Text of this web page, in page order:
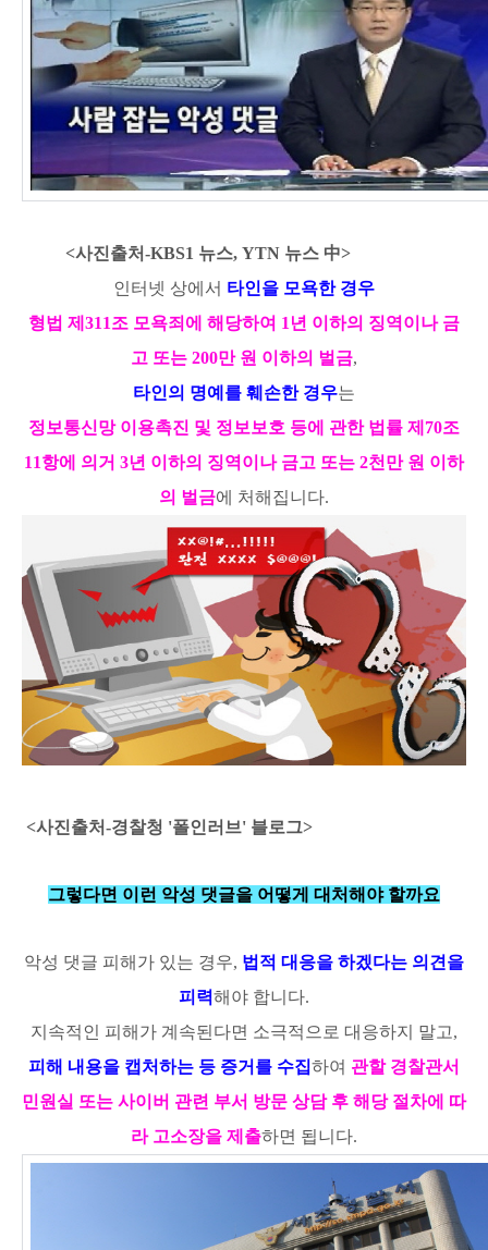
<사진출처-KBS1 뉴스, YTN 뉴스 中>
인터넷 상에서 타인을 모욕한 경우
형법 제311조 모욕죄에 해당하여 1년 이하의 징역이나 금
고 또는 200만 원 이하의 벌금,
타인의 명예를 훼손한 경우는
정보통신망 이용촉진 및 정보보호 등에 관한 법률 제70조
11항에 의거 3년 이하의 징역이나 금고 또는 2천만 원 이하
의 벌금에 처해집니다.
<사진출처-경찰청 '폴인러브' 블로그>
그렇다면 이런 악성 댓글을 어떻게 대처해야 할까요
악성 댓글 피해가 있는 경우, 법적 대응을 하겠다는 의견을
피력해야 합니다.
지속적인 피해가 계속된다면 소극적으로 대응하지 말고,
피해 내용을 캡 처하는 등 증거를 수집하여 관할 경찰관서
민원실 또는 사이버 관련 부서 방문 상담 후 해당 절차에 따
라 고소장을 제출하면 됩니다.